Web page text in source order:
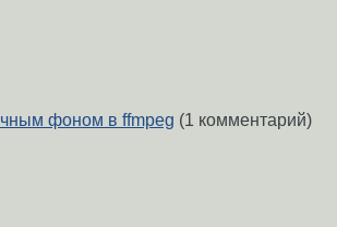
фоном в ffmpeg (1 комментарий)